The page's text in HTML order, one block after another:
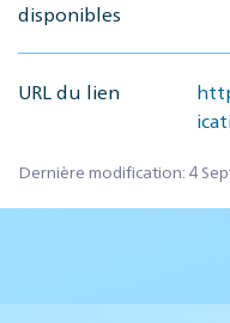
disponibles
URL du lien
Dernière modification: 4